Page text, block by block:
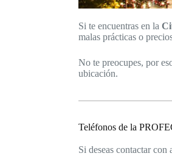
Si te encuentras en la
malas prácticas o
No te preocupes, por
ubicación.
Teléfonos de la
Si deseas contactar